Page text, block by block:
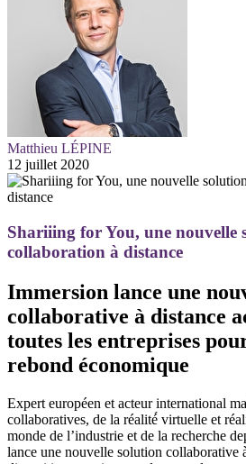
Matthieu LÉPINE
12 juillet 2020
Shariiing for You, une nouvelle
collaboration à distance
Immersion lance une
collaborative à distance
toutes les entreprises
rebond économique
Expert européen et acteur international
collaboratives, de la réalité́ virtuelle et
monde de l’industrie et de la recherche
lance une nouvelle solution collaborative